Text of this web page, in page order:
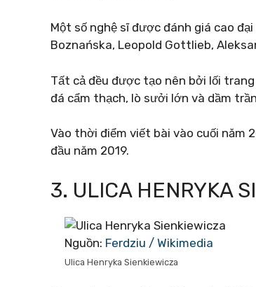
Một số nghệ sĩ được đánh giá cao
Boznańska, Leopold Gottlieb,
Tất cả đều được tạo nên bởi lối
đá cẩm thạch, lò sưởi lớn và dầm
Vào thời điểm viết bài vào cuối năm
đầu năm 2019.
3. ULICA HENRYKA
Nguồn: Ferdziu / Wikimedia
Ulica Henryka Sienkiewicza